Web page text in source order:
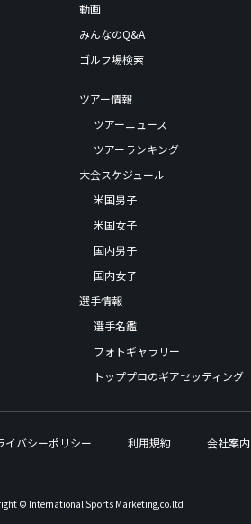
動画
みんなのQ&A
ゴルフ場検索
ツアー情報
ツアーニュース
ツアーランキング
大会スケジュール
米国男子
米国女子
国内男子
国内女子
選手情報
選手名鑑
フォトギャラリー
トッププロのギアセッティング
イバシーポリシー 利用規約 会社案内
© International Sports Marketing,co.ltd